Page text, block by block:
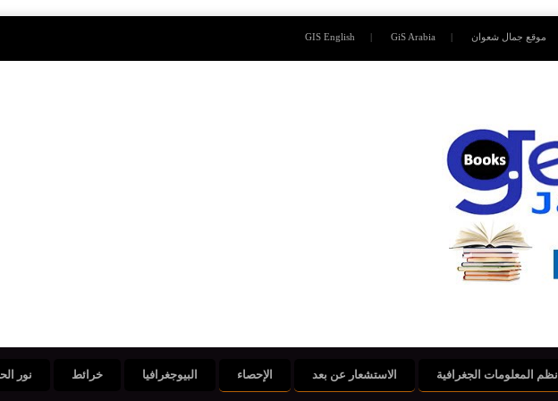
موقع جمال شعوان GiS Arabia
GIS English
نظم المعلومات الجغرافية الاستشعار عن بعد الإحصاء البيوجغرافيا خرائط نور